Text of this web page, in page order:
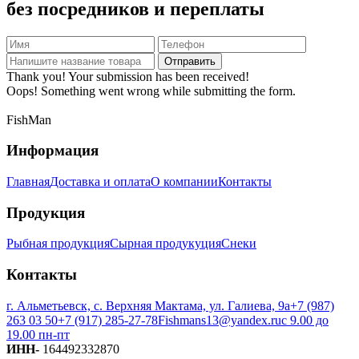
без посредников и переплаты
Thank you! Your submission has been received!
Oops! Something went wrong while submitting the form.
FishMan
Информация
ГлавнаяДоставка и оплатаО компанииКонтакты
Продукция
Рыбная продукцияСырная продукуцияСнеки
Контакты
г. Альметьевск, с. Верхняя Мактама, ул. Галиева, 9а+7 (987)
263 03 50+7 (917) 285-27-78Fishmans13@yandex.ruс 9.00 до
19.00 пн-пт
ИНН- 164492332870